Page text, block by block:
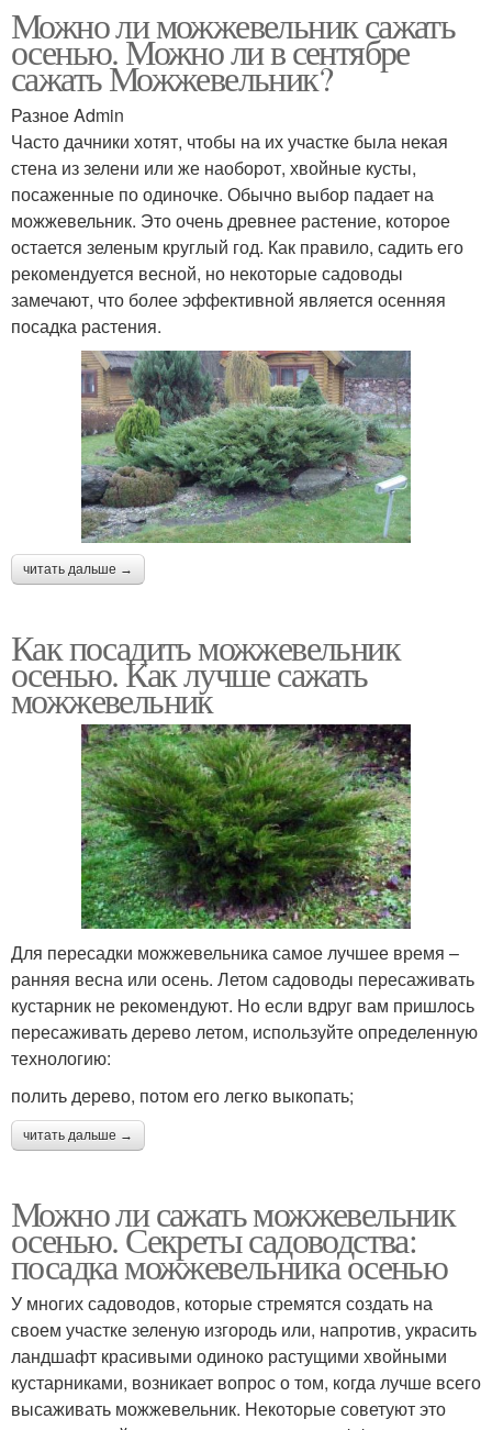
Можно ли можжевельник сажать
осенью. Можно ли в сентябре
сажать Можжевельник?
Разное Admin
Часто дачники хотят, чтобы на их участке была некая
стена из зелени или же наоборот, хвойные кусты,
посаженные по одиночке. Обычно выбор падает на
можжевельник. Это очень древнее растение, которое
остается зеленым круглый год. Как правило, садить его
рекомендуется весной, но некоторые садоводы
замечают, что более эффективной является осенняя
посадка растения.
читать дальше →
Как посадить можжевельник
осенью. Как лучше сажать
можжевельник
Для пересадки можжевельника самое лучшее время –
ранняя весна или осень. Летом садоводы пересаживать
кустарник не рекомендуют. Но если вдруг вам пришлось
пересаживать дерево летом, используйте определенную
технологию:
полить дерево, потом его легко выкопать;
читать дальше →
Можно ли сажать можжевельник
осенью. Секреты садоводства:
посадка можжевельника осенью
У многих садоводов, которые стремятся создать на
своем участке зеленую изгородь или, напротив, украсить
ландшафт красивыми одиноко растущими хвойными
кустарниками, возникает вопрос о том, когда лучше всего
высаживать можжевельник. Некоторые советуют это